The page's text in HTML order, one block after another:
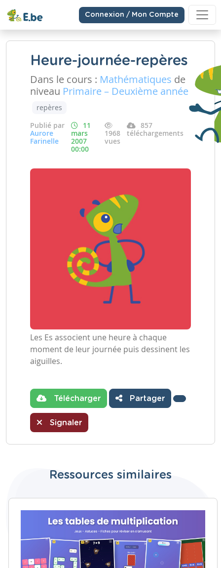
Connexion / Mon Compte
Heure-journée-repères
Dans le cours : Mathématiques de
niveau Primaire – Deuxième année
repères
Publié par
Aurore
Farinelle
11
mars
2007
00:00
1968
vues
857
téléchargements
Les Es associent une heure à chaque
moment de leur journée puis dessinent les
aiguilles.
Télécharger Partager
Signaler
Ressources similaires